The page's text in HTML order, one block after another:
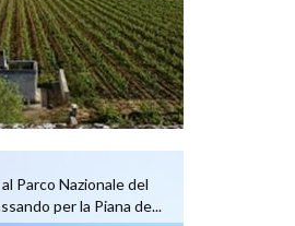
Parco Nazionale del
per la Piana de...